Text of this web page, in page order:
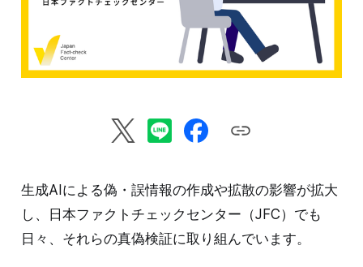
生成AIによる偽・誤情報の作成や拡散の影響が拡大
し、日本ファクトチェックセンター（JFC）でも
日々、それらの真偽検証に取り組んでいます。